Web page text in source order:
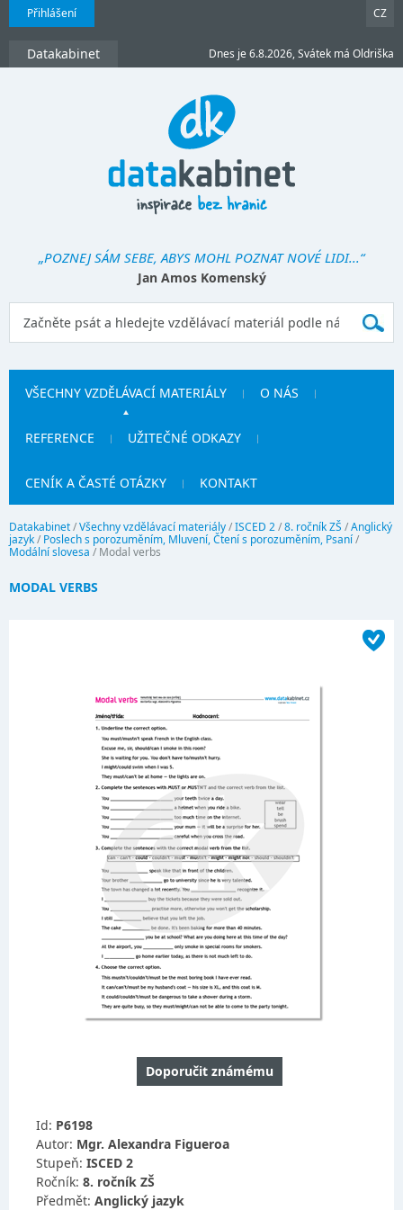
Přihlášení CZ
Datakabinet Dnes je 6.8.2026, Svátek má Oldriška
„POZNEJ SÁM SEBE, ABYS MOHL POZNAT NOVÉ LIDI...“
Jan Amos Komenský
VŠECHNY VZDĚLÁVACÍ MATERIÁLY O NÁS
REFERENCE UŽITEČNÉ ODKAZY
CENÍK A ČASTÉ OTÁZKY KONTAKT
Datakabinet/Všechny vzdělávací materiály/ISCED 2/8. ročník ZŠ /Anglický
jazyk/ Poslech s porozuměním, Mluvení, Čtení s porozuměním, Psaní/
Modální slovesa / Modal verbs
MODAL VERBS
Doporučit známému
Id: P6198
Autor: Mgr. Alexandra Figueroa
Stupeň: ISCED 2
Ročník: 8. ročník ZŠ
Předmět: Anglický jazyk